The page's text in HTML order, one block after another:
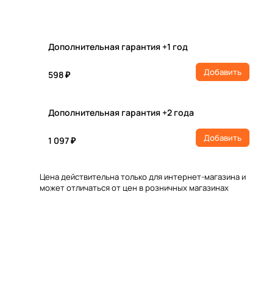
Дополнительная гарантия +1 год
598 ₽ Добавить
Дополнительная гарантия +2 года
1 097 ₽ Добавить
Цена действительна только для интернет-магазина и
может отличаться от цен в розничных магазинах